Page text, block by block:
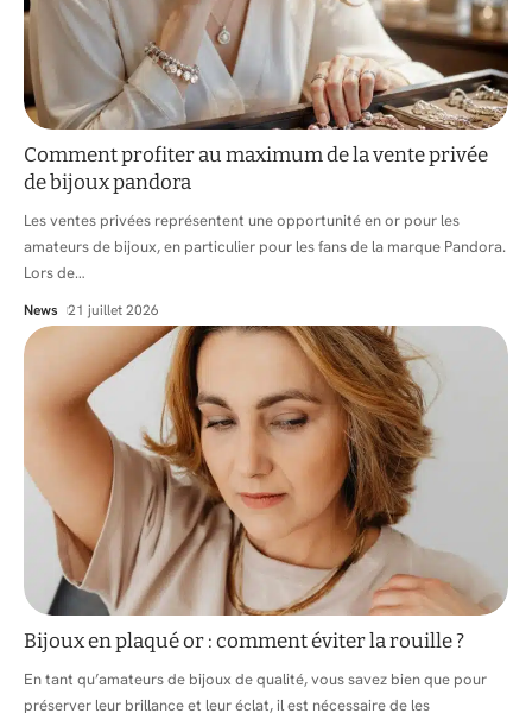
Comment profiter au maximum de la vente privée
de bijoux pandora
Les ventes privées représentent une opportunité en or pour les
amateurs de bijoux, en particulier pour les fans de la marque Pandora.
Lors de…
News 21 juillet 2026
Bijoux en plaqué or : comment éviter la rouille ?
En tant qu’amateurs de bijoux de qualité, vous savez bien que pour
préserver leur brillance et leur éclat, il est nécessaire de les